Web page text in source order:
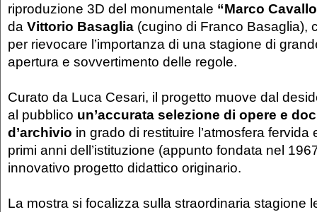
riproduzione 3D del monumentale “Marco
da Vittorio Basaglia (cugino di Franco Basaglia),
per rievocare l’importanza di una stagione di
apertura e sovvertimento delle regole.
Curato da Luca Cesari, il progetto muove dal
al pubblico un’accurata selezione di opere e
d’archivio in grado di restituire l’atmosfera fervida
primi anni dell’istituzione (appunto fondata nel
innovativo progetto didattico originario.
La mostra si focalizza sulla straordinaria stagione